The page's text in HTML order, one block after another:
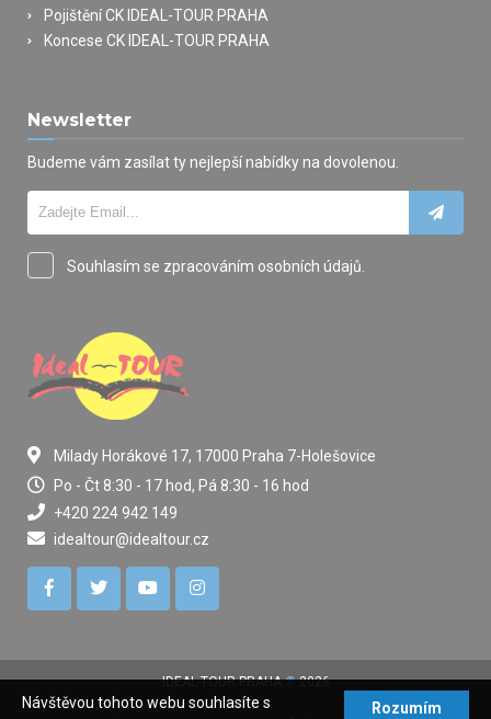
Rozumím
Návštěvou tohoto webu souhlasíte s
Pojištění CK IDEAL-TOUR PRAHA
Koncese CK IDEAL-TOUR PRAHA
Newsletter
Budeme vám zasílat ty nejlepší nabídky na dovolenou.
Souhlasím se zpracováním osobních údajů.
Milady Horákové 17, 17000 Praha 7-Holešovice
Po - Čt 8:30 - 17 hod, Pá 8:30 - 16 hod
+420 224 942 149
idealtour@idealtour.cz
IDEAL-TOUR PRAHA©2026